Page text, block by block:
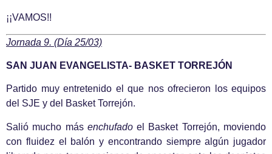
¡¡VAMOS!!
Jornada 9. (Día 25/03)
SAN JUAN EVANGELISTA- BASKET TORREJÓN
Partido muy entretenido el que nos ofrecieron los equipos
del SJE y del Basket Torrejón.
Salió mucho más enchufadoel Basket Torrejón, moviendo
con fluidez el balón y encontrando siempre algún jugador